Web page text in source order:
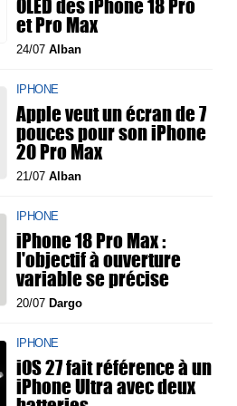
et Pro Max
24/07 Alban
IPHONE
Apple veut un écran de 7
pouces pour son iPhone
20 Pro Max
21/07 Alban
IPHONE
iPhone 18 Pro Max :
l'objectif à ouverture
variable se précise
20/07 Dargo
IPHONE
iOS 27 fait référence à un
iPhone Ultra avec deux